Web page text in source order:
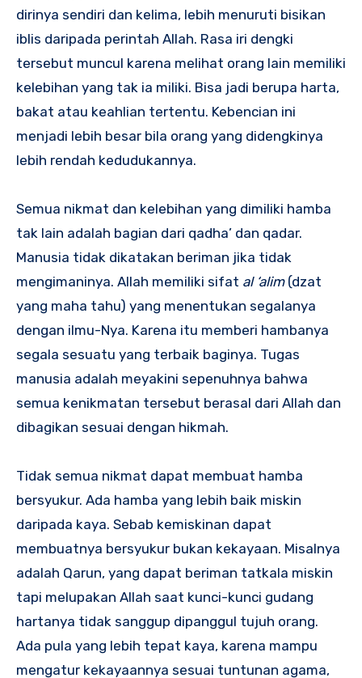
dirinya sendiri dan kelima, lebih menuruti bisikan
iblis daripada perintah Allah. Rasa iri dengki
tersebut muncul karena melihat orang lain memiliki
kelebihan yang tak ia miliki. Bisa jadi berupa harta,
bakat atau keahlian tertentu. Kebencian ini
menjadi lebih besar bila orang yang didengkinya
lebih rendah kedudukannya.
Semua nikmat dan kelebihan yang dimiliki hamba
tak lain adalah bagian dari qadha’ dan qadar.
Manusia tidak dikatakan beriman jika tidak
mengimaninya. Allah memiliki sifat al ‘alim(dzat
yang maha tahu) yang menentukan segalanya
dengan ilmu-Nya. Karena itu memberi hambanya
segala sesuatu yang terbaik baginya. Tugas
manusia adalah meyakini sepenuhnya bahwa
semua kenikmatan tersebut berasal dari Allah dan
dibagikan sesuai dengan hikmah.
Tidak semua nikmat dapat membuat hamba
bersyukur. Ada hamba yang lebih baik miskin
daripada kaya. Sebab kemiskinan dapat
membuatnya bersyukur bukan kekayaan. Misalnya
adalah Qarun, yang dapat beriman tatkala miskin
tapi melupakan Allah saat kunci-kunci gudang
hartanya tidak sanggup dipanggul tujuh orang.
Ada pula yang lebih tepat kaya, karena mampu
mengatur kekayaannya sesuai tuntunan agama,